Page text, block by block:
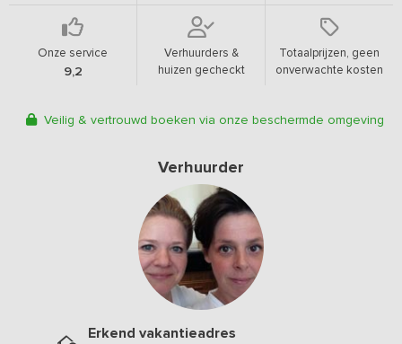
Onze service
9,2
Verhuurders &
huizen gecheckt
Totaalprijzen, geen
onverwachte kosten
Veilig & vertrouwd boeken via onze beschermde omgeving
Verhuurder
Erkend vakantieadres